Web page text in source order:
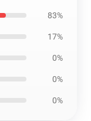
83%
17%
0%
0%
0%